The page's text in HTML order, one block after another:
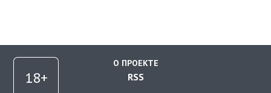
О ПРОЕКТЕ
RSS